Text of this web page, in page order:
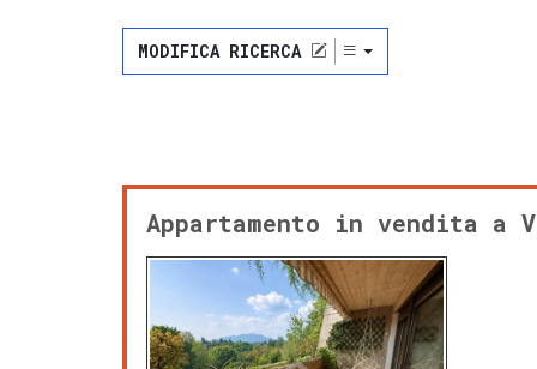
MODIFICA RICERCA
Appartamento in vendita a